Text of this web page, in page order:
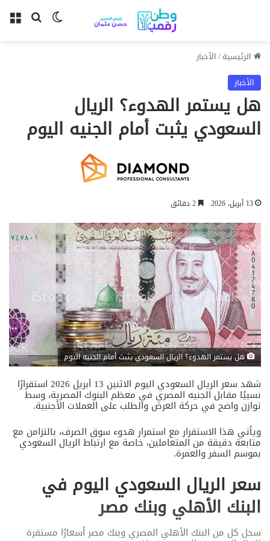
بحث عنالوضع
الرئيسية/الأخبار
الأخبار
هل يستمر الهدوء؟ الريال
السعودي يثبت أمام الجنيه اليوم
13 أبريل، 2026
هل يستمر الهدوء؟ الريال السعودي يثبت أمام الجنيه اليوم
شهد سعر الريال السعودي اليوم الاثنين 13 أبريل 2026 استقرارًا
نسبيًا مقابل الجنيه المصري في معظم البنوك المصرية، وسط
توازن واضح في حركة العرض والطلب على العملات الأجنبية.
ويأتي هذا الاستقرار مع استمرار هدوء سوق الصرف، بالتزامن مع
متابعة دقيقة من المتعاملين، خاصة مع ارتباط الريال السعودي
بموسم السفر والعمرة.
سعر الريال السعودي اليوم في
البنك الأهلي وبنك مصر
سجل كل من البنك الأهلي المصري وبنك مصر أسعارًا مستقرة